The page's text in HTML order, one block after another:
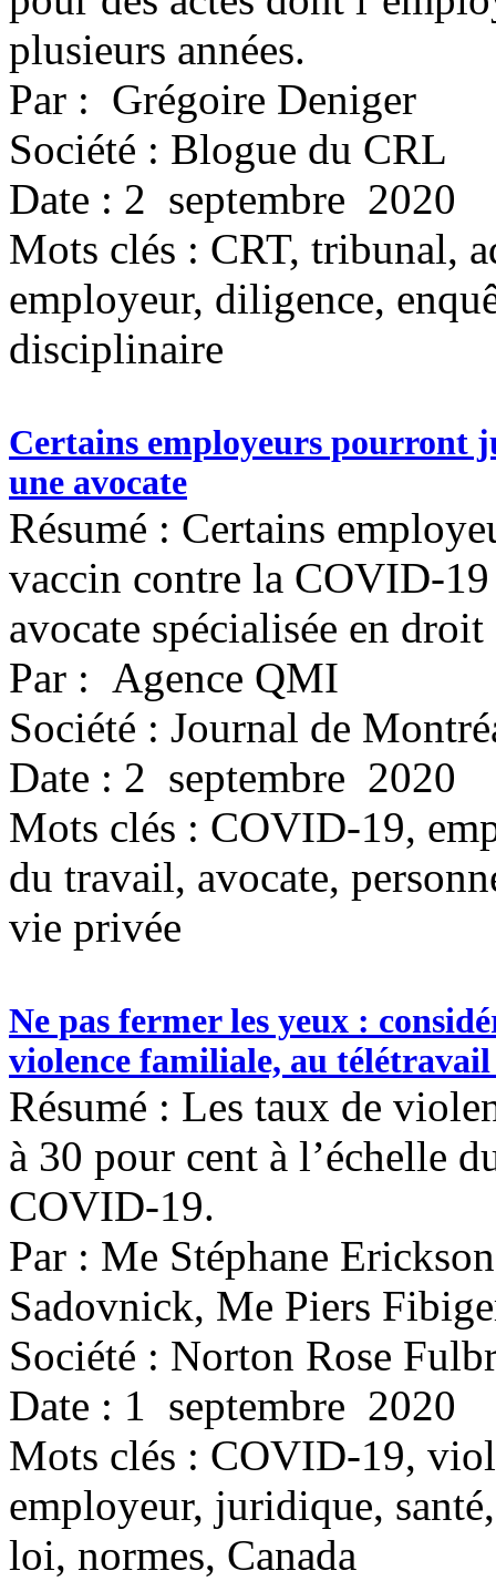
plusieurs années.
Par : Grégoire Deniger
Société : Blogue du CRL
Date : 2 septembre 2020
Mots clés : CRT, tribunal,
employeur, diligence,
disciplinaire
Certains employeurs pourront
une avocate
Résumé : Certains
vaccin contre la COVID-
avocate spécialisée en
Par : Agence QMI
Société : Journal de
Date : 2 septembre 2020
Mots clés : COVID-19,
du travail, avocate,
vie privée
Ne pas fermer les yeux :
violence familiale, au
Résumé : Les taux de
à 30 pour cent à l’échelle
COVID-19.
Par : Me Stéphane
Sadovnick, Me Piers
Société : Norton Rose
Date : 1 septembre 2020
Mots clés : COVID-19,
employeur, juridique,
loi, normes, Canada